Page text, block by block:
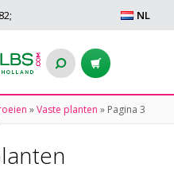
NL
;
»Vaste planten » Pagina 3